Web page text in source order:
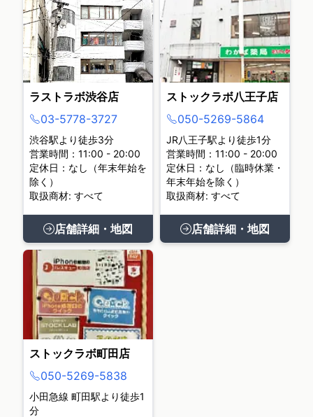
ラストラボ渋谷店
03-5778-3727
渋谷駅より徒歩3分
営業時間：11:00 - 20:00
定休日：なし（年末年始を
除く）
取扱商材: すべて
店舗詳細・地図
ストックラボ八王子店
050-5269-5864
JR八王子駅より徒歩1分
営業時間：11:00 - 20:00
定休日：なし（臨時休業・
年末年始を除く）
取扱商材: すべて
店舗詳細・地図
ストックラボ町田店
050-5269-5838
小田急線 町田駅より徒歩1
分